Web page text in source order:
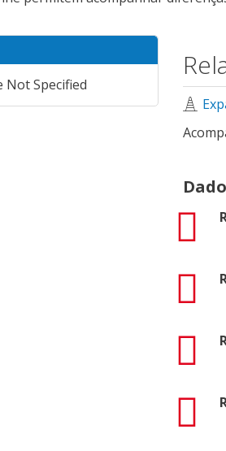
Not Specified
pdf
pdf
pdf
pdf